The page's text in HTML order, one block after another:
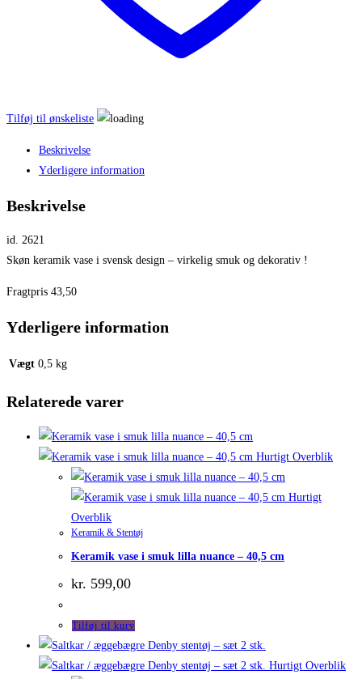
Tilføj til ønskeliste
Beskrivelse
Yderligere information
Beskrivelse
id. 2621
Skøn keramik vase i svensk design – virkelig smuk og dekorativ !
Fragtpris 43,50
Yderligere information
Vægt 0,5 kg
Relaterede varer
Hurtigt Overblik
Hurtigt
Overblik
Keramik & Stentøj
Keramik vase i smuk lilla nuance – 40,5 cm
kr. 599,00
Tilføj til kurv
Hurtigt Overblik